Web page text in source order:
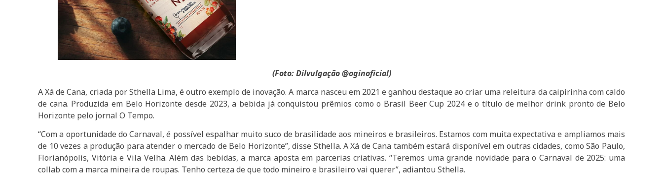
(Foto: Dilvulgação @oginoficial)
A Xá de Cana, criada por Sthella Lima, é outro exemplo de inovação. A marca nasceu em 2021 e ganhou destaque ao criar uma releitura da caipirinha com caldo
de cana. Produzida em Belo Horizonte desde 2023, a bebida já conquistou prêmios como o Brasil Beer Cup 2024 e o título de melhor drink pronto de Belo
Horizonte pelo jornal O Tempo.
“Com a oportunidade do Carnaval, é possível espalhar muito suco de brasilidade aos mineiros e brasileiros. Estamos com muita expectativa e ampliamos mais
de 10 vezes a produção para atender o mercado de Belo Horizonte”, disse Sthella. A Xá de Cana também estará disponível em outras cidades, como São Paulo,
Florianópolis, Vitória e Vila Velha. Além das bebidas, a marca aposta em parcerias criativas. “Teremos uma grande novidade para o Carnaval de 2025: uma
collab com a marca mineira de roupas. Tenho certeza de que todo mineiro e brasileiro vai querer”, adiantou Sthella.